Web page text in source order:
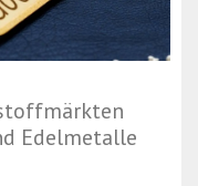
Edelmetalle